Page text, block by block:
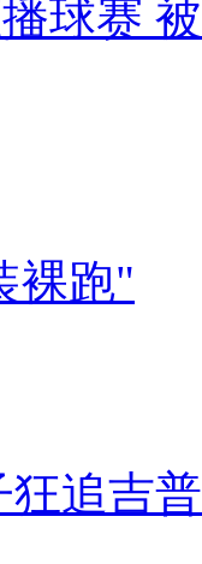
球赛
裸跑"
追吉